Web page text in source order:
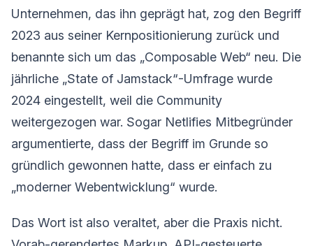
Unternehmen, das ihn geprägt hat, zog den Begriff
2023 aus seiner Kernpositionierung zurück und
benannte sich um das „Composable Web“ neu. Die
jährliche „State of Jamstack“-Umfrage wurde
2024 eingestellt, weil die Community
weitergezogen war. Sogar Netlifies Mitbegründer
argumentierte, dass der Begriff im Grunde so
gründlich gewonnen hatte, dass er einfach zu
„moderner Webentwicklung“ wurde.
Das Wort ist also veraltet, aber die Praxis nicht.